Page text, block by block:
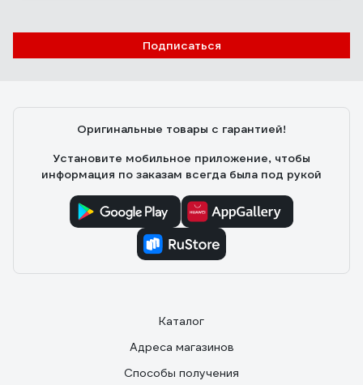
Подписаться
Оригинальные товары с гарантией!
Установите мобильное приложение, чтобы
информация по заказам всегда была под рукой
Каталог
Адреса магазинов
Способы получения